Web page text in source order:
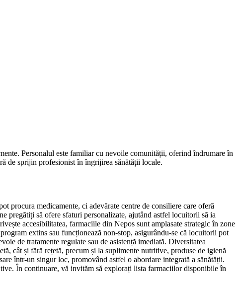
Personalul este familiar cu nevoile comunității, oferind îndrumare în
de sprijin profesionist în îngrijirea sănătății locale.
procura medicamente, ci adevărate centre de consiliere care oferă
pregătiți să ofere sfaturi personalizate, ajutând astfel locuitorii să ia
accesibilitatea, farmaciile din Nepos sunt amplasate strategic în zone
extins sau funcționează non-stop, asigurându-se că locuitorii pot
de tratamente regulate sau de asistență imediată. Diversitatea
cât și fără rețetă, precum și la suplimente nutritive, produse de igienă
într-un singur loc, promovând astfel o abordare integrată a sănătății.
În continuare, vă invităm să explorați lista farmaciilor disponibile în